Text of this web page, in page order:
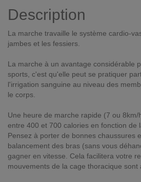
Description
La marche travaille le système cardio-
jambes et les fessiers.
La marche à un avantage considérable
sports, c'est qu'elle peut se pratiquer
l'irrigation sanguine au niveau des
le corps.
Une heure de marche rapide (7 ou
entre 400 et 700 calories en fonction de
Pensez à porter de bonnes chaussures
balancement des bras (sans vous
gagner en vitesse. Cela facilitera votre
mouvements de la cage thoracique sont